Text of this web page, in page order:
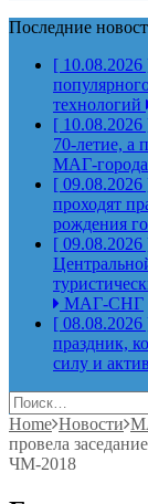
Последние
[ 10.08.2026
технологий
[ 10.08.2026
70‑летие, а
МАГ-города
[ 09.08.2026
проходят
рождения
[ 09.08.2026
МАГ-СНГ
[ 08.08.2026
праздник,
силу и
Найти:
Home Новости
провела
ЧМ-2018